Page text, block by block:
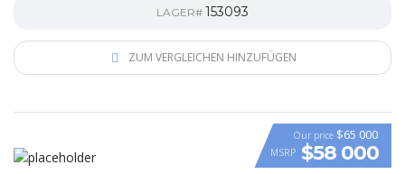
LAGER# 153093
ZUM VERGLEICHEN HINZUFÜGEN
VIDEO
Our price $65 000
MSRP $58 000